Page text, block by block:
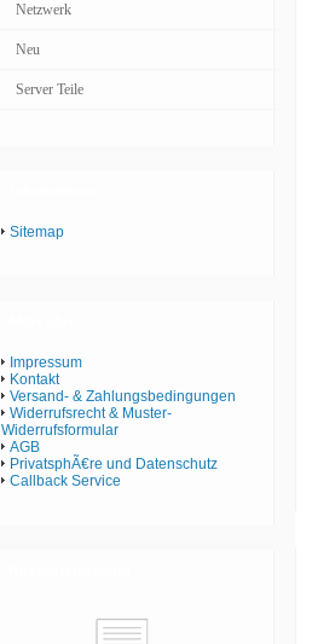
Netzwerk
Neu
Server Teile
Sitemap
Impressum
Kontakt
Versand- & Zahlungsbedingungen
Widerrufsrecht & Muster-
Widerrufsformular
AGB
PrivatsphÃ€re und Datenschutz
Callback Service